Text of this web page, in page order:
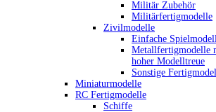
Militär Zubehör
Militärfertigmodelle
Zivilmodelle
Einfache
Metallfertigmodelle
hoher Modelltreue
Sonstige
Miniaturmodelle
RC Fertigmodelle
Schiffe